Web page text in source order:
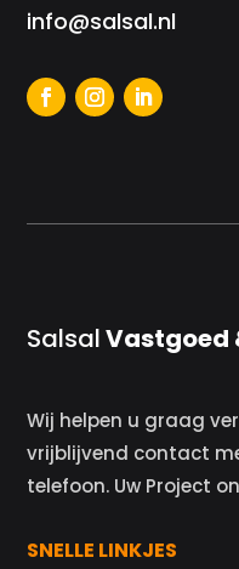
info@salsal.nl
SalsalVastgoed
Wij helpen u graag
vrijblijvend contact
telefoon. Uw Project
SNELLE LINKJES